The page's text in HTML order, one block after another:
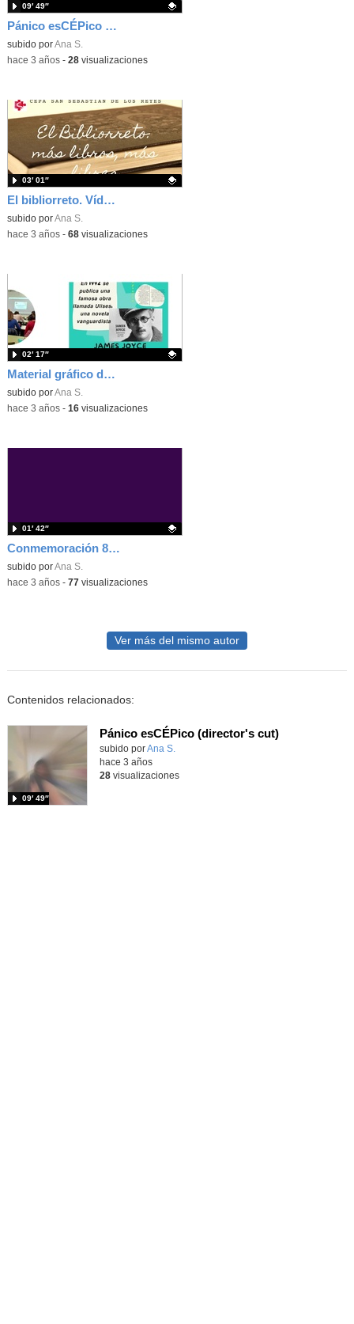
Pánico esCÉPico (director's cut)
Contenido educativo.
subido porAna S.
09′ 49″
-hace 3 años- 28visualizaciones
El bibliorreto. Vídeo explicativo del proyecto
Contenido educativo.
subido porAna S.
03′ 01″
-hace 3 años- 68visualizaciones
Material gráfico del proyecto El Bibliorreto: más libros, más libres
Contenido educativo.
subido porAna S.
02′ 17″
-hace 3 años- 16visualizaciones
Conmemoración 8 marzo 2023
Contenido educativo.
subido porAna S.
01′ 42″
-hace 3 años- 77 visualizaciones
Ver más del mismo autor
Contenidos relacionados:
Pánico esCÉPico (director's cut)
Contenido educativo.
subido porAna S.
09′ 49″
hace 3 años
28visualizaciones